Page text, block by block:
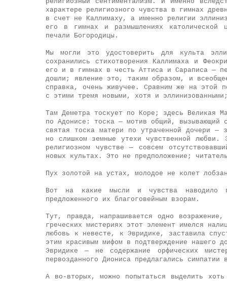
характере религиозного чувства в гимнах
в счет не Каллимаху, а именно религии
его в гимнах и размышлениях католической
печали Богородицы.
Мы могли это удостоверить для культа
сохранились стихотворения Каллимаха и
его и в гимнах в честь Аттиса и Сараписа —
дошли; явление это, таким образом, и
справка, очень живучее. Сравним же на этой
с этими тремя новыми, хотя и
Там Деметра тоскует по Коре; здесь Великая
по Адонисе: тоска — мотив общий, вызывающий
святая тоска матери по утраченной дочери
но слишком земные утехи чувственной
религиозном чувстве — совсем
новых культах. Это не предположение;
Пух золотой на устах, молодое не колет
Вот на какие мысли и чувства наводило
предложенного их благоговейным взорам.
Тут, правда, напрашивается одно
греческих мистериях этот элемент имелся
любовь к невесте, к Эвридике, заставила
этим красивым мифом в подтверждение нашего
Эвридике — не содержание орфических
первозданного Диониса предлагались симпатии
А во-вторых, можно попытаться выделить